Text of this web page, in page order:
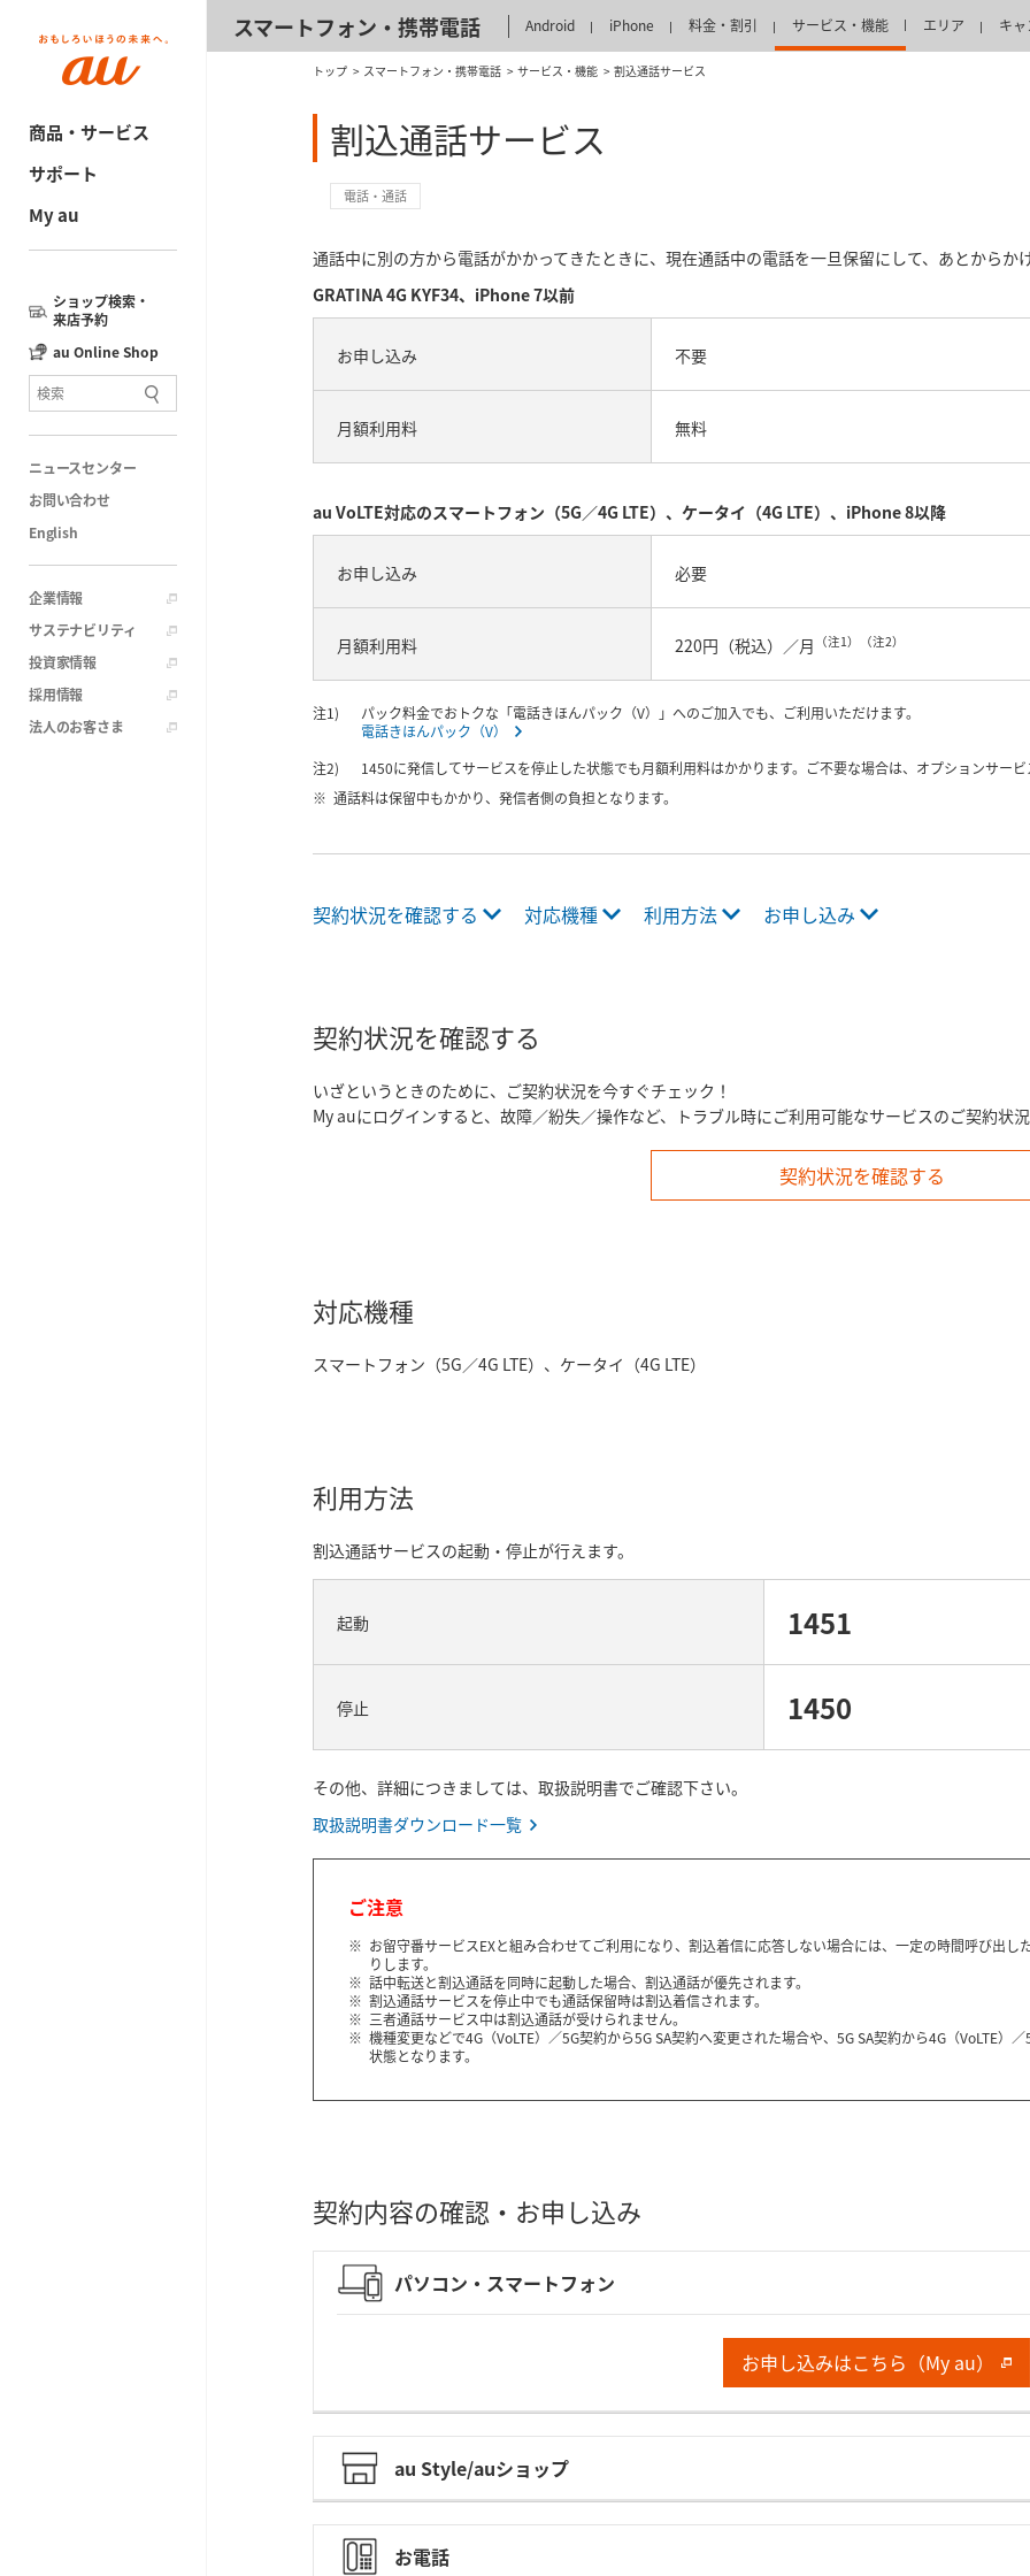
商品・サービス
サポート
My au
ショップ検索・
来店予約
au Online Shop
ニュースセンター
お問い合わせ
English
企業情報
サステナビリティ
投資家情報
採用情報
法人のお客さま
スマートフォン・携帯電話 Android iPhone 料金・割引 サービス・機能 エリア キャ
トップ スマートフォン・携帯電話 サービス・機能 割込通話サービス
割込通話サービス
電話・通話
通話中に別の方から電話がかかってきたときに、現在通話中の電話を一旦保留にして、あとからか
GRATINA 4G KYF34、iPhone 7以前
お申し込み​ 不要
月額利用料 無料
au VoLTE対応のスマートフォン（5G／4G LTE）、ケータイ（4G LTE）、iPhone 8以降
お申し込み 必要
月額利用料 220円（税込）／月 （注1）（注2）
パック料金でおトクな「電話きほんパック（V）」へのご加入でも、ご利用いただけます。
電話きほんパック（V）
1450に発信してサービスを停止した状態でも月額利用料はかかります。ご不要な場合は、オプションサービ
通話料は保留中もかかり、発信者側の負担となります。
契約状況を確認する 対応機種 利用方法 お申し込み
契約状況を確認する
いざというときのために、ご契約状況を今すぐチェック！
My auにログインすると、故障／紛失／操作など、トラブル時にご利用可能なサービスのご契約状
契約状況を確認する
対応機種
スマートフォン（5G／4G LTE）、ケータイ（4G LTE）
利用方法
割込通話サービスの起動・停止が行えます。
起動 1451
停止 1450
その他、詳細につきましては、取扱説明書でご確認下さい。
取扱説明書ダウンロード一覧
ご注意
お留守番サービスEXと組み合わせてご利用になり、割込着信に応答しない場合には、一定の時間呼び出
りします。
話中転送と割込通話を同時に起動した場合、割込通話が優先されます。
割込通話サービスを停止中でも通話保留時は割込着信されます。
三者通話サービス中は割込通話が受けられません。
機種変更などで4G（VoLTE）／5G契約から5G SA契約へ変更された場合や、5G SA契約から4G（VoLTE
状態となります。
契約内容の確認・お申し込み
パソコン・スマートフォン
お申し込みはこちら（My au）
au Style/auショップ
お電話